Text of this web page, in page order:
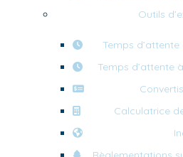
Outils
Temps
Temps d’attente
Calculatrice